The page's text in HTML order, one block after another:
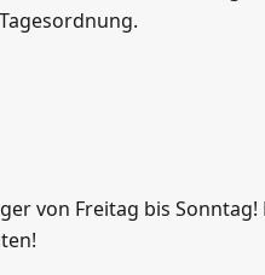
von Freitag bis